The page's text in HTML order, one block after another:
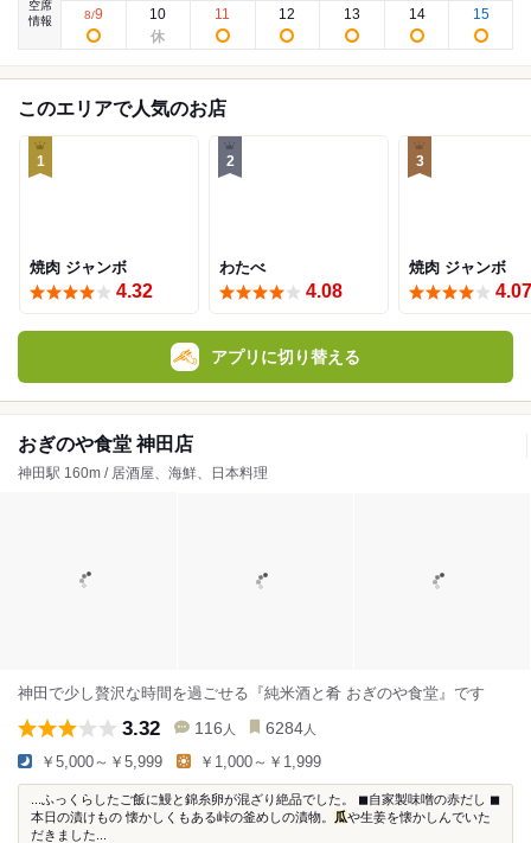
空席
情報
8/9 10 11 12 13 14 15
このエリアで人気のお店
1
焼肉 ジャンボ
4.32
2
わたべ
4.08
3
焼肉 ジャンボ
4.07
アプリに切り替える
おぎのや食堂 神田店
神田駅 160m / 居酒屋、海鮮、日本料理
神田で少し贅沢な時間を過ごせる『純米酒と肴 おぎのや食堂』です
3.32 116 人 6284 人
￥5,000～￥5,999 ￥1,000～￥1,999
...ふっくらしたご飯に鰻と錦糸卵が混ざり絶品でした。 ◼︎自家製味噌の赤だし ◼︎
本日の漬けもの 懐かしくもある峠の釜めしの漬物。
瓜や生姜を懐かしんでいた
だきました...